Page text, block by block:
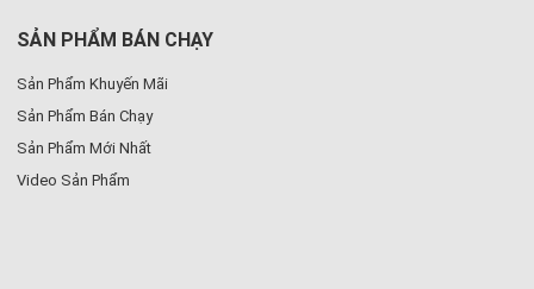
SẢN PHẨM BÁN CHẠY
Sản Phẩm Khuyến Mãi
Sản Phẩm Bán Chạy
Sản Phẩm Mới Nhất
Video Sản Phẩm